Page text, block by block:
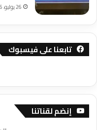
26 يوليو، 2026
تابعنا على فيسبوك
إنضم لقناتنا